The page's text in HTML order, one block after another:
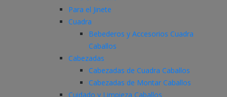
Para el Jinete
Cuadra
Bebederos y Accesorios Cuadra
Caballos
Cabezadas
Cabezadas de Cuadra Caballos
Cabezadas de Montar Caballos
Cuidado y Limpieza Caballos